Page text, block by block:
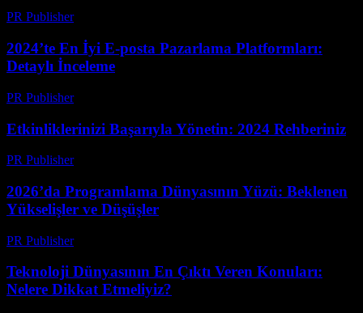
PR Publisher-
2024’te En İyi E-posta Pazarlama Platformları:
Detaylı İnceleme
PR Publisher-
Etkinliklerinizi Başarıyla Yönetin: 2024 Rehberiniz
PR Publisher-
2026’da Programlama Dünyasının Yüzü: Beklenen
Yükselişler ve Düşüşler
PR Publisher-
Teknoloji Dünyasının En Çıktı Veren Konuları:
Nelere Dikkat Etmeliyiz?